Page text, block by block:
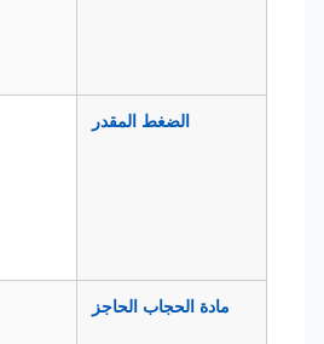
الضغط المقدر
مادة الحجاب الحاجز